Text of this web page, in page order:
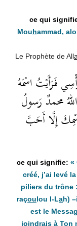
Mouhammad,
Le Prophète de Alla
فَرَأَيْتُ اسْمَهُ
محمدٌ رَسولُ
إِلَّا أَحَبَّ
«
créé, j’ai levé
piliers du trône
raçoulou l-Lah) –
est le
joindrais à Ton